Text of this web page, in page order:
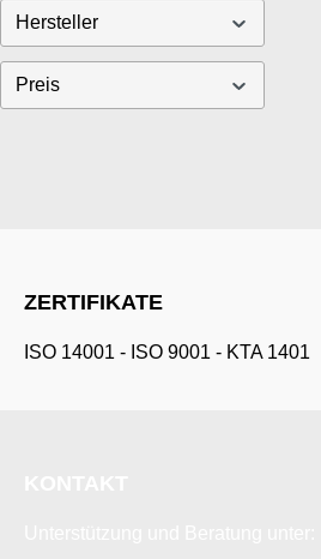
Hersteller
Preis
ZERTIFIKATE
ISO 14001 - ISO 9001 - KTA 1401